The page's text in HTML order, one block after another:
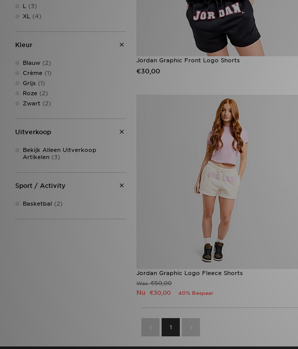
L
(3)
XL
(4)
Kleur
Blauw (2)
Crème (1)
Grijs (1)
Roze (2)
Zwart (2)
Uitverkoop
Bekijk Alleen Uitverkoop
Artikelen (3)
Sport / Activity
Basketbal (2)
Jordan Graphic Front Logo Shorts
€30,00
Jordan Graphic Logo Fleece Shorts
Was€50,00
Nu €30,00 40% Bespaar
1